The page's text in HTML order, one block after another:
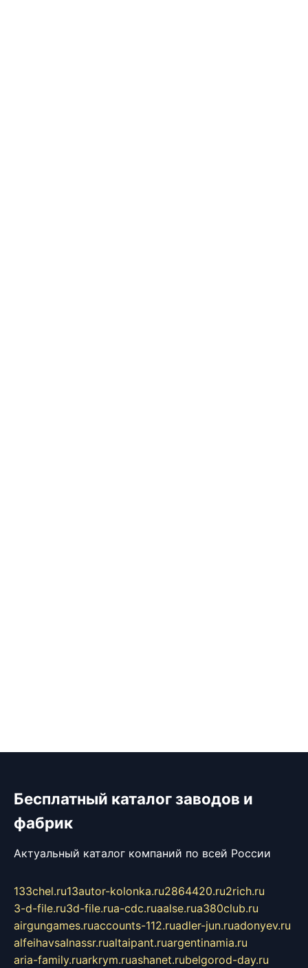
Бесплатный каталог заводов и
фабрик
Актуальный каталог компаний по всей России
133chel.ru13autor-kolonka.ru2864420.ru2rich.ru
3-d-file.ru3d-file.rua-cdc.ruaalse.rua380club.ru
airgungames.ruaccounts-112.ruadler-jun.ruadonyev.ru
alfeihavsalnassr.rualtaipant.ruargentinamia.ru
aria-family.ruarkrym.ruashanet.rubelgorod-day.ru